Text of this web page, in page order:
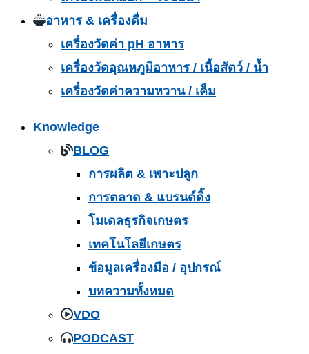
อาหาร & เครื่องดื่ม
เครื่องวัดค่า pH อาหาร
เครื่องวัดอุณหภูมิอาหาร / เนื้อสัตว์ / น้ำ
เครื่องวัดค่าความหวาน / เค็ม
Knowledge
BLOG
การผลิต & เพาะปลูก
การตลาด & แบรนด์ดิ้ง
โมเดลธุรกิจเกษตร
เทคโนโลยีเกษตร
ข้อมูลเครื่องมือ / อุปกรณ์
บทความทั้งหมด
VDO
PODCAST